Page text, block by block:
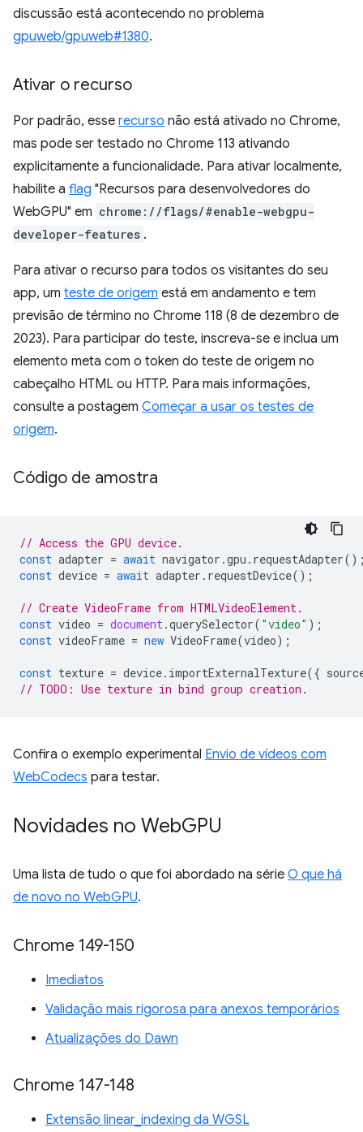
discussão está acontecendo no problema
gpuweb/gpuweb#1380.
Ativar o recurso
Por padrão, esse recurso não está ativado no Chrome,
mas pode ser testado no Chrome 113 ativando
explicitamente a funcionalidade. Para ativar localmente,
habilite a flag "Recursos para desenvolvedores do
WebGPU" em chrome://flags/#enable-webgpu-
developer-features .
Para ativar o recurso para todos os visitantes do seu
app, um teste de origem está em andamento e tem
previsão de término no Chrome 118 (8 de dezembro de
2023). Para participar do teste, inscreva-se e inclua um
elemento meta com o token do teste de origem no
cabeçalho HTML ou HTTP. Para mais informações,
consulte a postagem Começar a usar os testes de
origem.
Código de amostra
// Access the GPU device.
const adapter = await navigator .gpu . requestAdapter
const device = await adapter . requestDevice();
// Create VideoFrame from HTMLVideoElement.
const video = document.querySelector( "video" );
const videoFrame = new VideoFrame(video);
const texture = device. importExternalTexture({
// TODO: Use texture in bind group creation.
Confira o exemplo experimental Envio de vídeos com
WebCodecs para testar.
Novidades no WebGPU
Uma lista de tudo o que foi abordado na série O que há
de novo no WebGPU.
Chrome 149-150
Imediatos
Validação mais rigorosa para anexos temporários
Atualizações do Dawn
Chrome 147-148
Extensão linear_indexing da WGSL